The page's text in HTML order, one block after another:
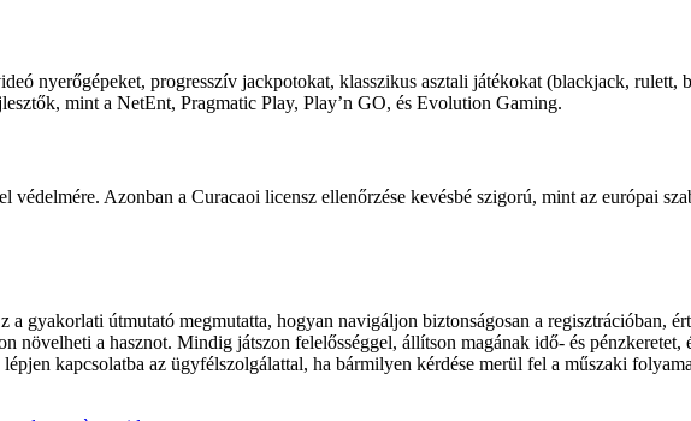
nyerőgépeket, progresszív jackpotokat, klasszikus asztali játékokat (blackjack,
mint a NetEnt, Pragmatic Play, Play’n GO, és Evolution Gaming.
védelmére. Azonban a Curacaoi licensz ellenőrzése kevésbé szigorú, mint az európai
a gyakorlati útmutató megmutatta, hogyan navigáljon biztonságosan a regisztrációban,
növelheti a hasznot. Mindig játszon felelősséggel, állítson magának idő- és
kapcsolatba az ügyfélszolgálattal, ha bármilyen kérdése merül fel a műszaki